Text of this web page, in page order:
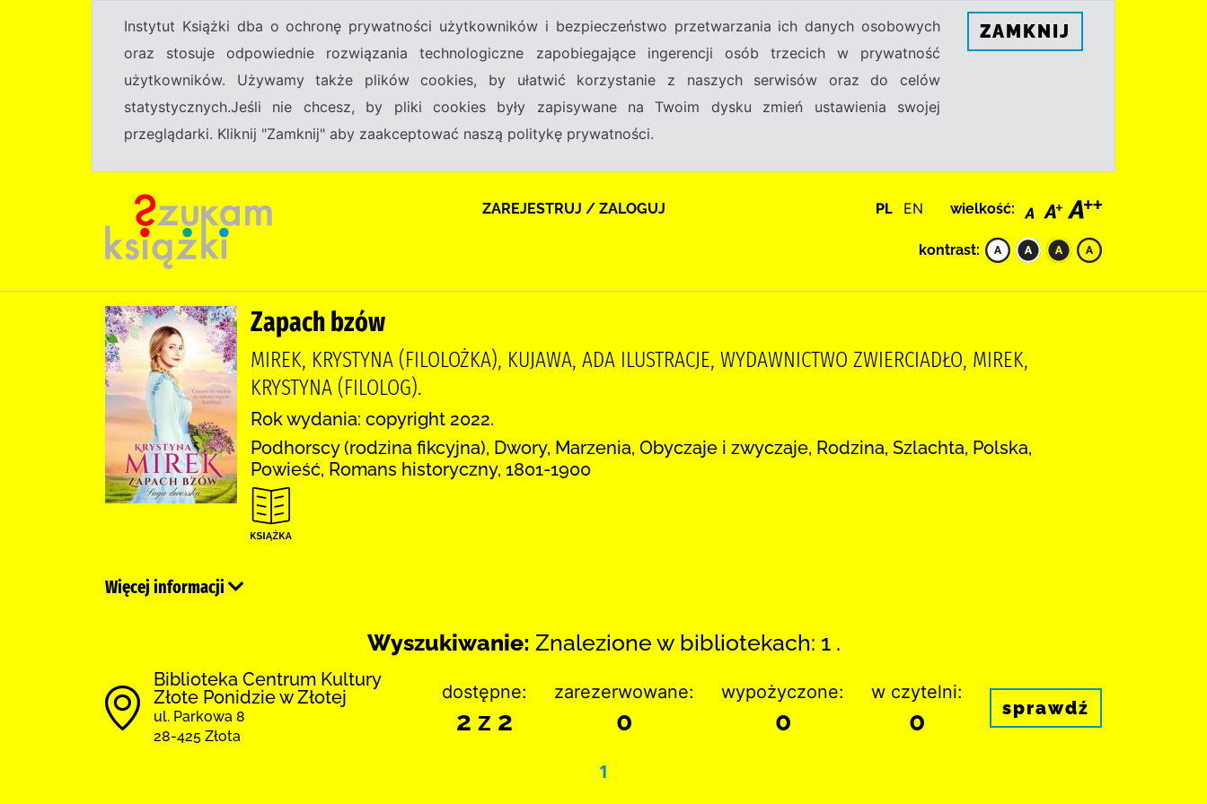
Instytut Książki dba o ochronę prywatności użytkowników i bezpieczeństwo przetwarzania ich danych osobowych
oraz stosuje odpowiednie rozwiązania technologiczne zapobiegające ingerencji osób trzecich w prywatność
użytkowników. Używamy także plików cookies, by ułatwić korzystanie z naszych serwisów oraz do celów
statystycznych.Jeśli nie chcesz, by pliki cookies były zapisywane na Twoim dysku zmień ustawienia swojej
przeglądarki. Kliknij "Zamknij" aby zaakceptować naszą politykę prywatności.
ZAMKNIJ
ZAREJESTRUJ / ZALOGUJ PL EN wielkość:
kontrast:
Zapach bzów
MIREK, KRYSTYNA (FILOLOŻKA), KUJAWA, ADA ILUSTRACJE, WYDAWNICTWO ZWIERCIADŁO, MIREK,
KRYSTYNA (FILOLOG).
Rok wydania: copyright 2022.
Podhorscy (rodzina fikcyjna), Dwory, Marzenia, Obyczaje i zwyczaje, Rodzina, Szlachta, Polska,
Powieść, Romans historyczny, 1801-1900
Więcej informacji
Wyszukiwanie: Znalezione w bibliotekach: 1 .
Biblioteka Centrum Kultury
Złote Ponidzie w Złotej
ul. Parkowa 8
28-425 Złota
dostępne:
2 z 2
zarezerwowane:
0
wypożyczone:
0
w czytelni:
0 sprawdź
1